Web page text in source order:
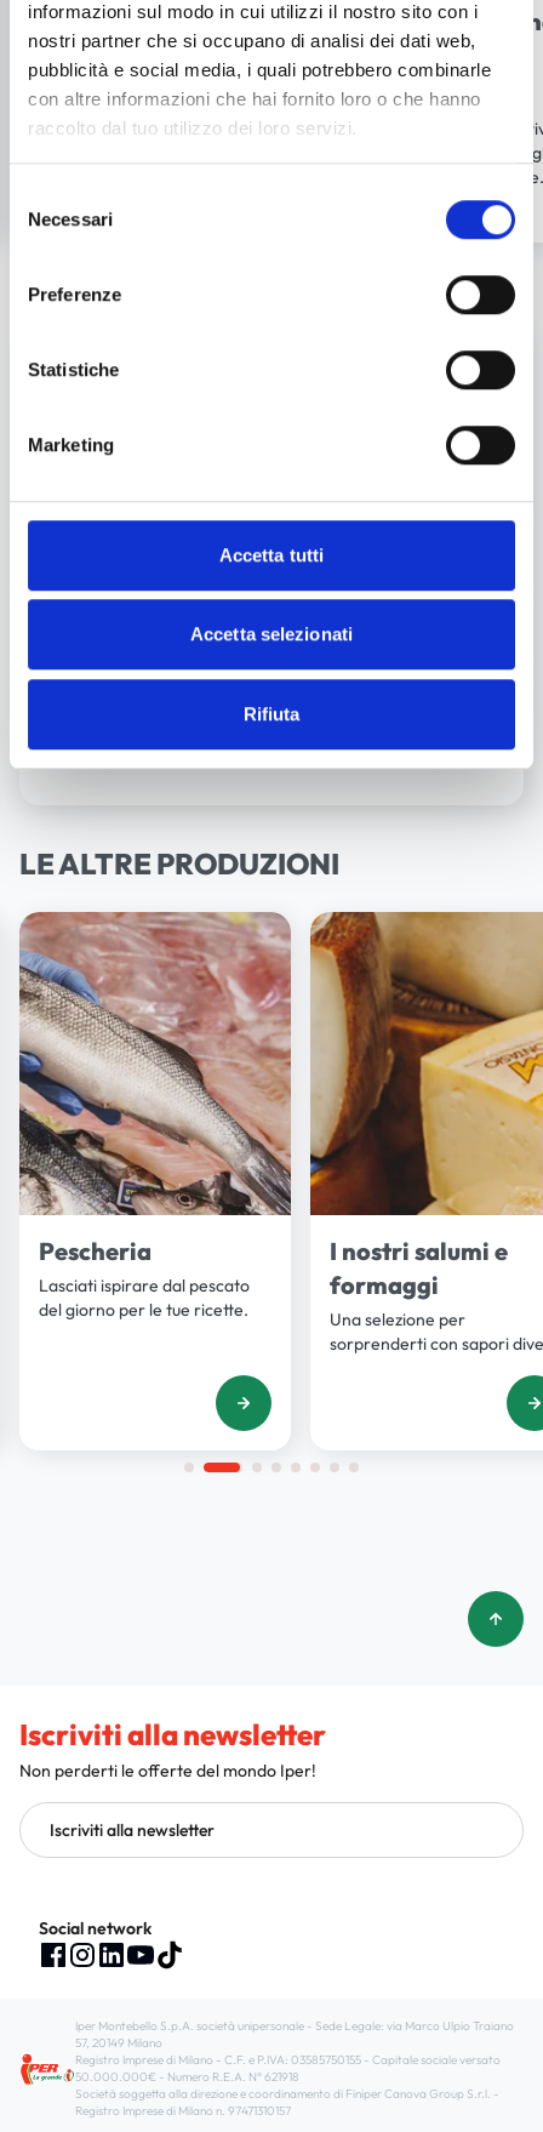
informazioni sul modo in cui utilizzi il nostro sito con i
nostri partner che si occupano di analisi dei dati web,
pubblicità e social media, i quali potrebbero combinarle
con altre informazioni che hai fornito loro o che hanno
raccolto dal tuo utilizzo dei loro servizi.
delNecessari
Preferenze
Statistiche
Marketing
Accetta tutti
Accetta selezionati
Rifiuta
Fresco e biologico
Dalla farina di grano tenero,
di semola, di grano duro, con
farine di mais, riso, segale, e
con tanti semi; produciamo
Oltre 30 tipi di
Oltre a 30 tipi di pane,
offriamo tanti sfizi salati
irresistibili. I nostri prodotti
sono adatti a party e
dalle farinate alle pizze,
sfiziosi in tantissimi gusti alle
CERCA L'ARANCIONE!
Scopri i nostri prodotti senza glutine, realizzati dai nostri
LE ALTRE PRODUZIONI
Pescheria
Lasciati ispirare dal pescato
del giorno per le tue ricette.
I nostri salumi e
formaggi
Una selezione per
sorprenderti con sapori
Iscriviti alla newsletter
Non perderti le offerte del mondo Iper!
Iscriviti alla newsletter
Social network
Iper Montebello S.p.A. società unipersonale - Sede Legale: via Marco Ulpio Traiano
57, 20149 Milano
Registro Imprese di Milano - C.F. e P.IVA: 03585750155 - Capitale sociale versato
50.000.000€ - Numero R.E.A. N° 621918
Società soggetta alla direzione e coordinamento di Finiper Canova Group S.r.l. -
Registro Imprese di Milano n. 97471310157